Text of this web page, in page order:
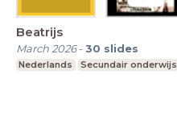
Beatrijs
March 2026-30 slides
Nederlands Secundair onderwijs